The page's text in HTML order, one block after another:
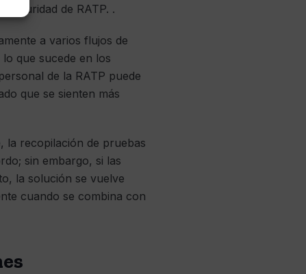
de RATP. .
a varios flujos de
que sucede en los
de la RATP puede
que se sienten más
la recopilación de pruebas
sin embargo, si las
la solución se vuelve
cuando se combina con